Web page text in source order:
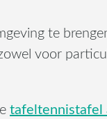
te
voor
tafeltennistafel